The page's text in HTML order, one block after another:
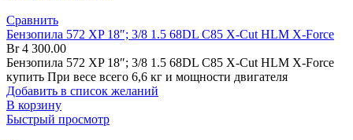
Сравнить
Бензопила 572 XP 18″; 3/8 1.5 68DL C85 X-Cut HLM X-Force
Br4 300.00
Бензопила 572 XP 18″; 3/8 1.5 68DL C85 X-Cut HLM X-Force
купить При весе всего 6,6 кг и мощности двигателя
Добавить в список желаний
В корзину
Быстрый просмотр